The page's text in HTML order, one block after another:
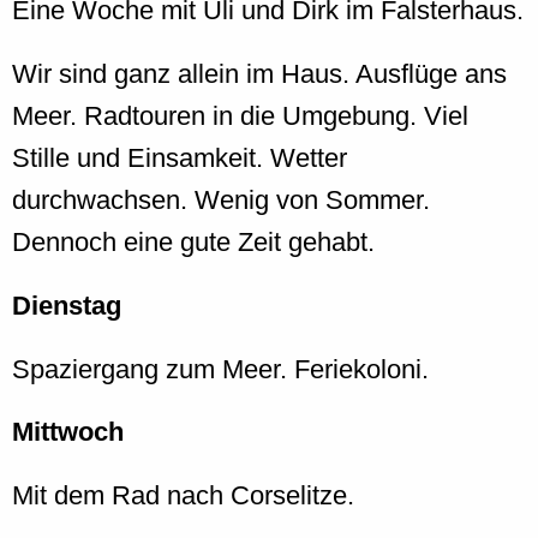
Eine Woche mit Uli und Dirk im Falsterhaus.
Wir sind ganz allein im Haus. Ausflüge ans
Meer. Radtouren in die Umgebung. Viel
Stille und Einsamkeit. Wetter
durchwachsen. Wenig von Sommer.
Dennoch eine gute Zeit gehabt.
Dienstag
Spaziergang zum Meer. Feriekoloni.
Mittwoch
Mit dem Rad nach Corselitze.